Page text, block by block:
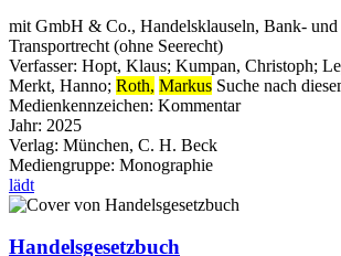
mit GmbH & Co., Handelsklauseln, Bank-
Transportrecht (ohne Seerecht)
Verfasser: Hopt, Klaus; Kumpan, Christoph;
Merkt, Hanno; Roth, Markus Suche nach
Medienkennzeichen: Kommentar
Jahr: 2025
Verlag: München, C. H. Beck
Mediengruppe: Monographie
lädt
Handelsgesetzbuch